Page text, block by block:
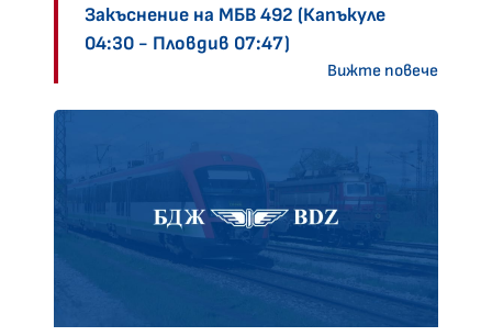
Закъснение на МБВ 492 (Капъкуле
04:30 - Пловдив 07:47)
Вижте повече